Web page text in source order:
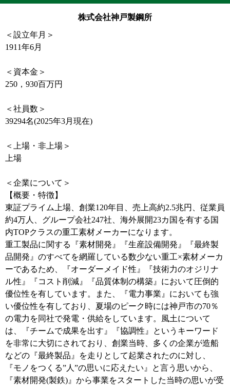
株式会社神戸製鋼所
＜設立年月＞
1911年6月
＜資本金＞
250，930百万円
＜社員数＞
39294名(2025年3月現在)
＜上場・非上場＞
上場
＜企業について＞
【概要・特徴】
東証プライム上場、創業120年目、売上高約2.5兆円、従業員
約4万人、グループ会社247社、海外展開23カ国を有する国
内TOPクラスの重工素材メーカーになります。
重工製品に関する『素材開発』『生産設備開発』『最終製
品開発』のすべてを網羅している数少ない重工×素材メーカ
ーであるため、『オーダーメイド性』『技術力のオジリナ
ル性』『コスト削減』『品質体制の構築』において圧倒的
優位性を有しています。また、『電力事業』においても強
い優位性を有しており、夏場のピーク時には神戸市の70％
の電力を同社で発電・供給をしています。風土について
は、『チームで成果を出す』『協調性』というキーワード
を非常に大切にされており、創業当時、多くの企業が造船
などの『最終製品』を走りとして起業されたのに対し、
『モノをつくる”人”の思いに応えたい』と言う思いから、
『素材開発(製鉄)』から事業をスタートした当時の思いが受